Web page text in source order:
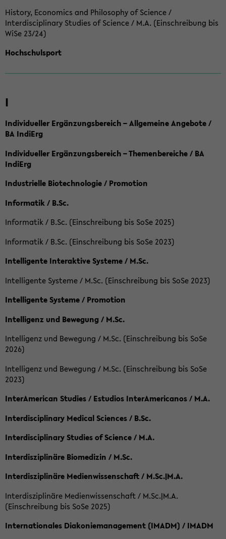
History, Economics and Philosophy of Science /
Interdisciplinary Studies of Science / M.A. (Einschreibung bis
WiSe 23/24)
Hochschulsport
I
Individueller Ergänzungsbereich – Allgemeine Angebote /
BA IndiErg
Individueller Ergänzungsbereich – Themenbereiche / BA
IndiErg
Industrielle Biotechnologie / Promotion
Informatik / B.Sc.
Informatik / B.Sc. (Einschreibung bis SoSe 2025)
Informatik / B.Sc. (Einschreibung bis SoSe 2023)
Intelligente Interaktive Systeme / M.Sc.
Intelligente Systeme / M.Sc. (Einschreibung bis SoSe 2023)
Intelligente Systeme / Promotion
Intelligenz und Bewegung / M.Sc.
Intelligenz und Bewegung / M.Sc. (Einschreibung bis SoSe
2026)
Intelligenz und Bewegung / M.Sc. (Einschreibung bis SoSe
2023)
InterAmerican Studies / Estudios InterAmericanos / M.A.
Interdisciplinary Medical Sciences / B.Sc.
Interdisciplinary Studies of Science / M.A.
Interdisziplinäre Biomedizin / M.Sc.
Interdisziplinäre Medienwissenschaft / M.Sc.|M.A.
Interdisziplinäre Medienwissenschaft / M.Sc.|M.A.
(Einschreibung bis SoSe 2025)
Internationales Diakoniemanagement (IMADM) / IMADM